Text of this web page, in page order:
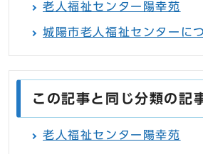
老人福祉センター陽幸苑
城陽市老人福祉センターに
この記事と同じ分類の記
老人福祉センター陽幸苑